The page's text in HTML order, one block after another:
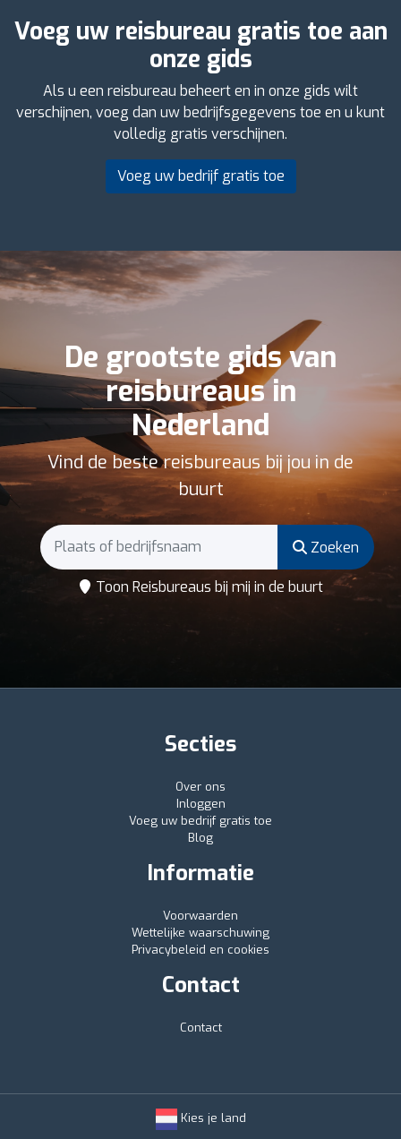
Voeg uw reisbureau gratis toe aan
onze gids
Als u een reisbureau beheert en in onze gids wilt
verschijnen, voeg dan uw bedrijfsgegevens toe en u kunt
volledig gratis verschijnen.
Voeg uw bedrijf gratis toe
De grootste gids van
reisbureaus in
Nederland
Vind de beste reisbureaus bij jou in de
buurt
Zoeken
Toon Reisbureaus bij mij in de buurt
Secties
Over ons
Inloggen
Voeg uw bedrijf gratis toe
Blog
Informatie
Voorwaarden
Wettelijke waarschuwing
Privacybeleid en cookies
Contact
Contact
Kies je land